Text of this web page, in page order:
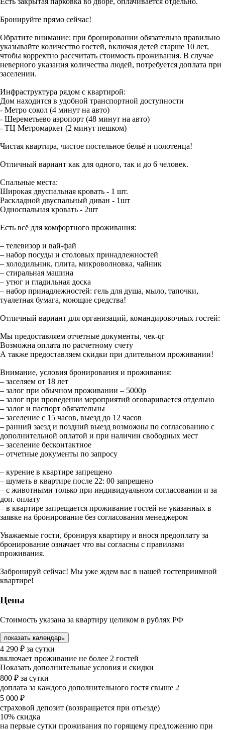
Бронируйте прямо сейчас!
Обратите внимание: при бронировании обязательно правильно
указывайте количество гостей, включая детей старше 10 лет,
чтобы корректно рассчитать стоимость проживания. В случае
неверного указания количества людей, потребуется доплата при
заселении.
Инфраструктура рядом с квартирой:
Дом находится в удобной транспортной доступности
- Метро сокол (4 минут на авто)
- Шереметьево аэропорт (48 минут на авто)
- ТЦ Метромаркет (2 минут пешком)
Чистая квартира, чистое постельное бельё и полотенца!
Отличный вариант как для одного, так и до 6 человек.
Спальные места:
Широкая двуспальная кровать - 1 шт.
Раскладной двуспальный диван - 1шт
Односпальная кровать - 2шт
Есть всё для комфортного проживания:
– телевизор и вай-фай
– набор посуды и столовых принадлежностей
– холодильник, плита, микроволновка, чайник
– стиральная машина
– утюг и гладильная доска
– набор принадлежностей: гель для душа, мыло, тапочки,
туалетная бумага, моющие средства!
Отличный вариант для организаций, командировочных гостей:
Мы предоставляем отчетные документы, чек-qr
Возможна оплата по расчетному счету
А также предоставляем скидки при длительном проживании!
Внимание, условия бронирования и проживания:
– заселяем от 18 лет
– залог при обычном проживании – 5000р
– залог при проведении мероприятий оговаривается отдельно
– залог и паспорт обязательны
– заселение с 15 часов, выезд до 12 часов
– ранний заезд и поздний выезд возможны по согласованию с
дополнительной оплатой и при наличии свободных мест
– заселение бесконтактное
– отчетные документы по запросу
– курение в квартире запрещено
– шуметь в квартире после 22: 00 запрещено
– с животными только при индивидуальном согласовании и за
доп. оплату
– в квартире запрещается проживание гостей не указанных в
заявке на бронирование без согласования менеджером
Уважаемые гости, бронируя квартиру и внося предоплату за
бронирование означает что вы согласны с правилами
проживания.
Забронируй сейчас! Мы уже ждем вас в нашей гостеприимной
квартире!
Цены
Стоимость указана за квартиру целиком в рублях РФ
показать календарь
4 290 ₽ за сутки
включает проживание не более 2 гостей
Показать дополнительные условия и скидки
800 ₽ за сутки
доплата за каждого дополнительного гостя свыше 2
5 000 ₽
страховой депозит (возвращается при отъезде)
10% скидка
на первые сутки проживания по горящему предложению при